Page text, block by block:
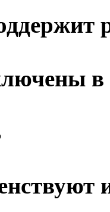
в